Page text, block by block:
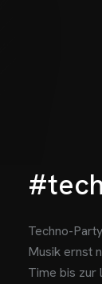
Techno-
Musik ernst
Time bis zur